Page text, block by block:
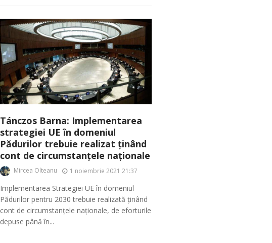
Tánczos Barna: Implementarea
strategiei UE în domeniul
Pădurilor trebuie realizat ținând
cont de circumstanțele naționale
Mircea Olteanu 1 noiembrie 2021 21:37
Implementarea Strategiei UE în domeniul
Pădurilor pentru 2030 trebuie realizată ținând
cont de circumstanțele naționale, de eforturile
depuse până în...